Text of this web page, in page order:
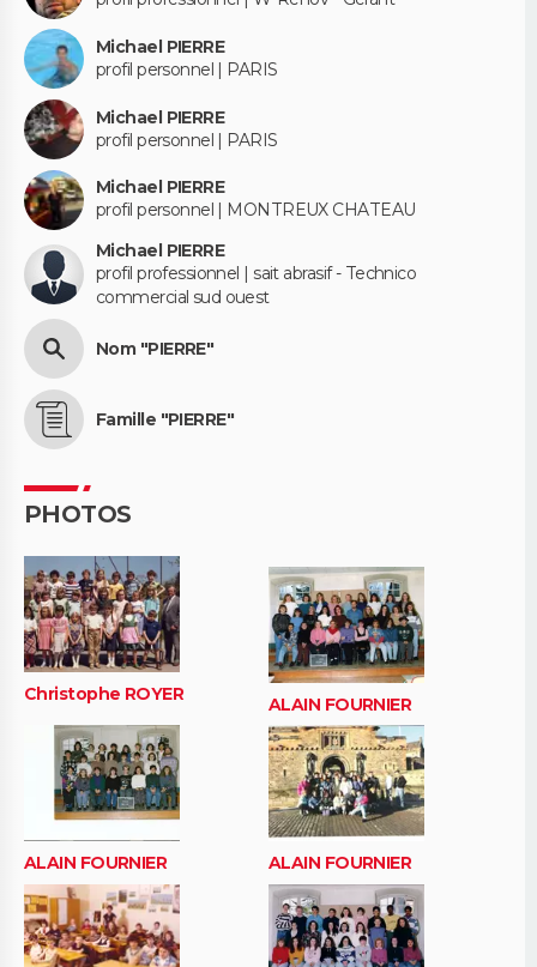
Michael PIERRE
profil personnel | PARIS
Michael PIERRE
profil personnel | PARIS
Michael PIERRE
profil personnel | MONTREUX CHATEAU
Michael PIERRE
profil professionnel | sait abrasif - Technico
commercial sud ouest
Nom "PIERRE"
Famille "PIERRE"
PHOTOS
Christophe ROYER ALAIN FOURNIER
ALAIN FOURNIER ALAIN FOURNIER